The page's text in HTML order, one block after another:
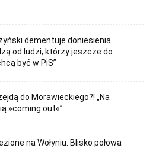
dementuje doniesienia
od ludzi, którzy jeszcze do
być w PiS”
do Morawieckiego?! „Na
»coming out«”
na Wołyniu. Blisko połowa